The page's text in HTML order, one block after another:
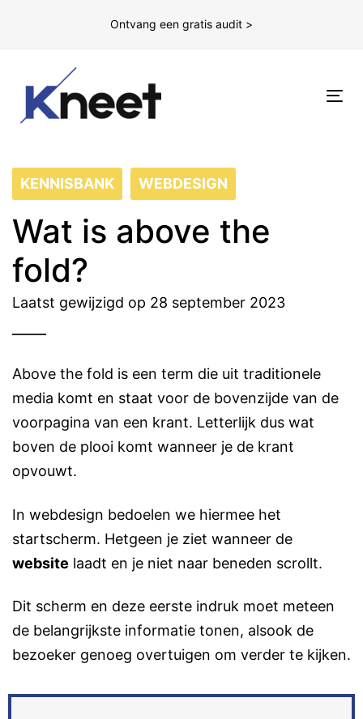
Ontvang een gratis audit >
KENNISBANK WEBDESIGN
Wat is above the
fold?
Laatst gewijzigd op 28 september 2023
Above the fold is een term die uit traditionele
media komt en staat voor de bovenzijde van de
voorpagina van een krant. Letterlijk dus wat
boven de plooi komt wanneer je de krant
opvouwt.
In webdesign bedoelen we hiermee het
startscherm. Hetgeen je ziet wanneer de
website laadt en je niet naar beneden scrollt.
Dit scherm en deze eerste indruk moet meteen
de belangrijkste informatie tonen, alsook de
bezoeker genoeg overtuigen om verder te kijken.